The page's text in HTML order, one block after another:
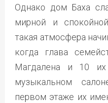
Однако дом Баха
мирной и
такая атмосфера
когда глава
Магдалена и 10
музыкальном
первом этаже их